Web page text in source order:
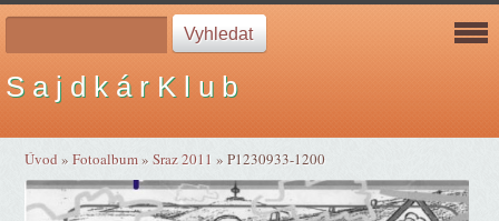
S a j d k á r K l u b
Úvod »Fotoalbum»Sraz 2011 »P1230933-1200